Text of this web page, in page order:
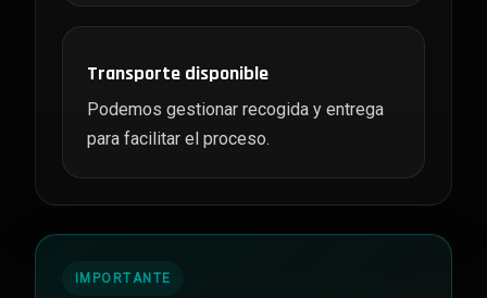
Transporte disponible
Podemos gestionar recogida y entrega
para facilitar el proceso.
IMPORTANTE